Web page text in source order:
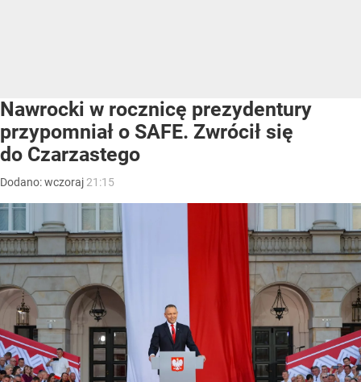
Nawrocki w rocznicę prezydentury
przypomniał o SAFE. Zwrócił się
do Czarzastego
Dodano:wczoraj 21:15